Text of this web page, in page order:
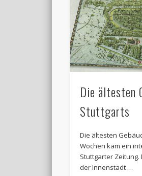
Die ältesten
Stuttgarts
Die ältesten
Wochen kam ein
Stuttgarter Zeitung.
der Innenstadt …